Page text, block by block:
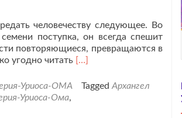
человечеству следующее. Во
поступка, он всегда спешит
повторяющиеся, превращаются в
угодно читать Читать
проГоворят
[…]
Уриоса-ОМА Tagged Архангел
Уриоса-Ома,